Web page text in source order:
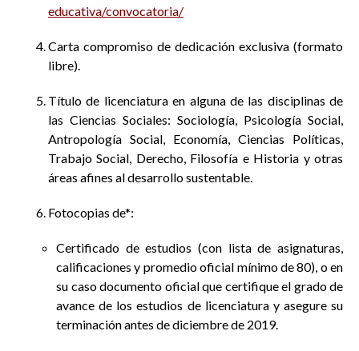
educativa/convocatoria/
Carta compromiso de dedicación exclusiva (formato
libre).
Título de licenciatura en alguna de las disciplinas de
las Ciencias Sociales: Sociología, Psicología Social,
Antropología Social, Economía, Ciencias Políticas,
Trabajo Social, Derecho, Filosofía e Historia y otras
áreas afines al desarrollo sustentable.
Fotocopias de*:
Certificado de estudios (con lista de asignaturas,
calificaciones y promedio oficial mínimo de 80), o en
su caso documento oficial que certifique el grado de
avance de los estudios de licenciatura y asegure su
terminación antes de diciembre de 2019.